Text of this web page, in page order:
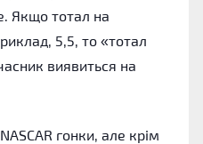
Якщо тотал на
5,5, то «тотал
виявиться на
гонки, але крім